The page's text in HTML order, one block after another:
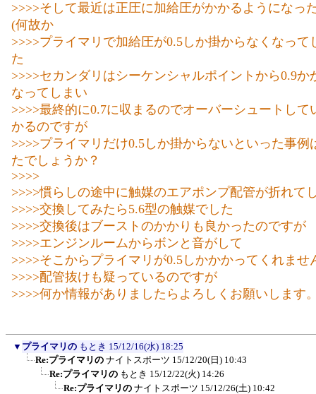
>>>>そして最近は正圧に加給圧がかかるようになっ
(何故か
>>>>プライマリで加給圧が0.5しか掛からなくなって
た
>>>>セカンダリはシーケンシャルポイントから0.9か
なってしまい
>>>>最終的に0.7に収まるのでオーバーシュートして
かるのですが
>>>>プライマリだけ0.5しか掛からないといった事例
たでしょうか？
>>>>
>>>>慣らしの途中に触媒のエアポンプ配管が折れて
>>>>交換してみたら5.6型の触媒でした
>>>>交換後はブーストのかかりも良かったのですが
>>>>エンジンルームからボンと音がして
>>>>そこからプライマリが0.5しかかかってくれませ
>>>>配管抜けも疑っているのですが
>>>>何か情報がありましたらよろしくお願いします
▼ プライマリの もとき 15/12/16(水) 18:25
Re:プライマリの ナイトスポーツ 15/12/20(日) 10:43
Re:プライマリの もとき 15/12/22(火) 14:26
Re:プライマリの ナイトスポーツ 15/12/26(土) 10:42